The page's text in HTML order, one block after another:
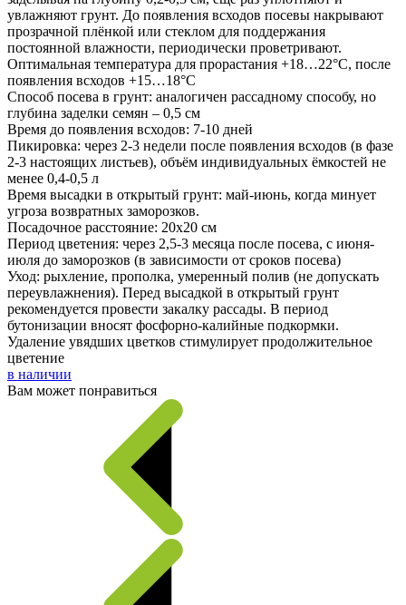
увлажняют грунт. До появления всходов посевы накрывают
прозрачной плёнкой или стеклом для поддержания
постоянной влажности, периодически проветривают.
Оптимальная температура для прорастания +18…22°С, после
появления всходов +15…18°С
Способ посева в грунт: аналогичен рассадному способу, но
глубина заделки семян – 0,5 см
Время до появления всходов: 7-10 дней
Пикировка: через 2-3 недели после появления всходов (в фазе
2-3 настоящих листьев), объём индивидуальных ёмкостей не
менее 0,4-0,5 л
Время высадки в открытый грунт: май-июнь, когда минует
угроза возвратных заморозков.
Посадочное расстояние: 20х20 см
Период цветения: через 2,5-3 месяца после посева, с июня-
июля до заморозков (в зависимости от сроков посева)
Уход: рыхление, прополка, умеренный полив (не допускать
переувлажнения). Перед высадкой в открытый грунт
рекомендуется провести закалку рассады. В период
бутонизации вносят фосфорно-калийные подкормки.
Удаление увядших цветков стимулирует продолжительное
цветение
в наличии
Вам может понравиться